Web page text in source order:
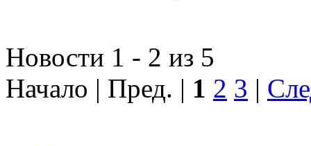
Новости 1 - 2 из 5
Начало | Пред. | 1 2 3 |